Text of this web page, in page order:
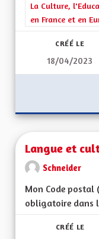
Filtrer les
La Culture,
en France et en
CRÉÉ LE
18/04/2023
Langue et
Schneider
Mon Code postal
obligatoire dans
CRÉÉ LE